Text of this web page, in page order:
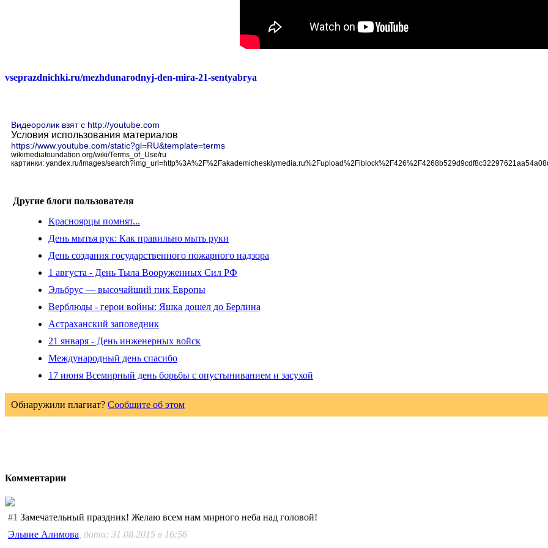
vseprazdnichki.ru/mezhdunarodnyj-den-mira-21-sentyabrya
Видеоролик взят с http://youtube.com
Условия использования материалов
https://www.youtube.com/static?gl=RU&template=terms
wikimediafoundation.org/wiki/Terms_of_Use/ru
картинки: yandex.ru/images/
Другие блоги пользователя
Красноярцы помнят...
День мытья рук: Как правильно мыть руки
День создания государственного пожарного надзора
1 августа - День Тыла Вооруженных Сил РФ
Эльбрус — высочайший пик Европы
Верблюды - герои войны: Яшка дошел до Берлина
Астраханский заповедник
21 января - День инженерных войск
Международный день спасибо
17 июня Всемирный день борьбы с опустыниванием и засухой
Обнаружили плагиат? Сообщите об этом
Комментарии
#1 Замечательный праздник! Желаю всем нам мирного неба над головой!
Эльвие Алимова , дата: 31.08.2015 в 16:56